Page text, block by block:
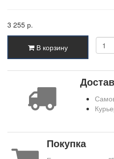
3 255 р.
В корзину
Покупка